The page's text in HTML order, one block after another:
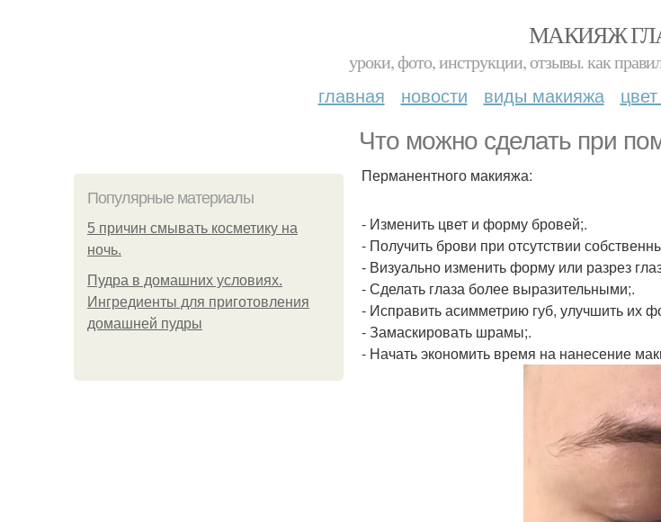
МАКИЯЖ
уроки, фото, инструкции, отзывы. как
главная новости виды макияжа
Что можно сделать при
Популярные материалы
5 причин смывать косметику на
ночь.
Пудра в домашних условиях.
Ингредиенты для приготовления
домашней пудры
Перманентного макияжа:
- Изменить цвет и форму бровей;.
- Получить брови при отсутствии
- Визуально изменить форму или разрез
- Сделать глаза более выразительными;.
- Исправить асимметрию губ, улучшить их
- Замаскировать шрамы;.
- Начать экономить время на нанесение